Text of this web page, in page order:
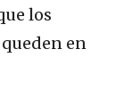
los
en